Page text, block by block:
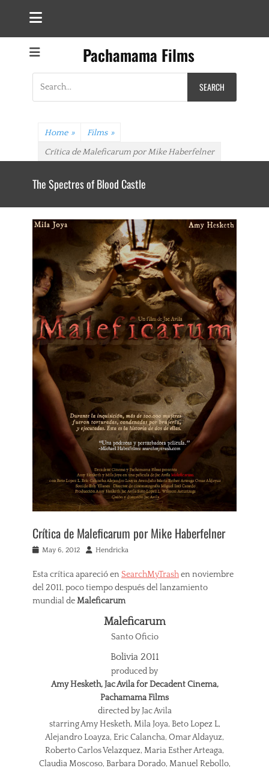
Pachamama Films
for:
Home » Films »
Crítica de Maleficarum por Mike Haberfelner
The Spectres of Blood Castle
Crítica de Maleficarum por Mike Haberfelner
PostedMay 6, 2012 Author
Hendricka
Esta crítica apareció en SearchMyTrashen noviembre
del 2011, poco tiempo después del lanzamiento
mundial deMaleficarum
Maleficarum
Santo Oficio
Bolivia 2011
produced by
Amy Hesketh, Jac Avila for Decadent Cinema,
Pachamama Films
directed by Jac Avila
starring Amy Hesketh, Mila Joya, Beto Lopez L,
Alejandro Loayza, Eric Calancha, Omar Aldayuz,
Roberto Carlos Velazquez, Maria Esther Arteaga,
Claudia Moscoso, Barbara Dorado, Manuel Rebollo,